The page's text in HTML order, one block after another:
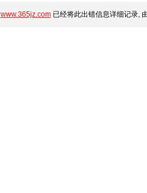
www.365jz.com已经将此出错信息详细记录,